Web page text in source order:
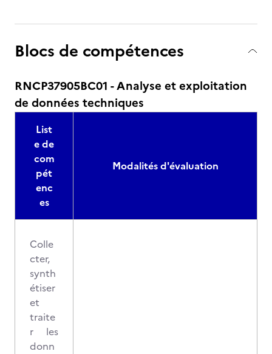
Blocs de compétences
RNCP37905BC01 - Analyse et exploitation
de données techniques
List
e de
com
pét
enc
es
Modalités d'évaluation
Colle
cter,
synth
étiser
et
traite
r les
donn